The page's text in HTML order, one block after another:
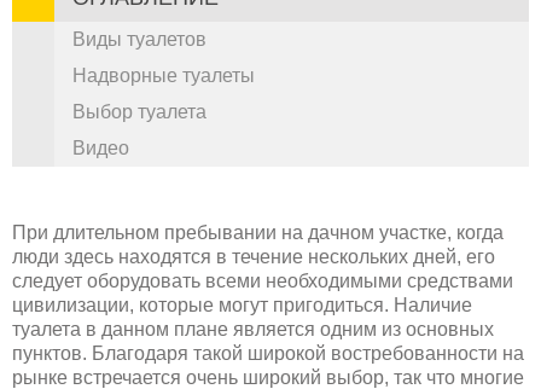
Виды туалетов
Надворные туалеты
Выбор туалета
Видео
При длительном пребывании на дачном участке, когда
люди здесь находятся в течение нескольких дней, его
следует оборудовать всеми необходимыми средствами
цивилизации, которые могут пригодиться. Наличие
туалета в данном плане является одним из основных
пунктов. Благодаря такой широкой востребованности на
рынке встречается очень широкий выбор, так что многие